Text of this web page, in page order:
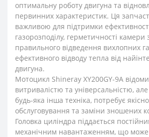
оптимальну роботу двигуна та
первинних характеристик. Ця
важливою для підтримки
газорозподілу, герметичності камери
правильного відведення вихлопних
ефективного відводу тепла від
двигуна.
Мотоцикл Shineray XY200GY-9A
витривалістю та універсальністю,
будь-яка інша техніка, потребує
обслуговування та заміни зношених
Головка циліндра піддається
механічним навантаженням, що може